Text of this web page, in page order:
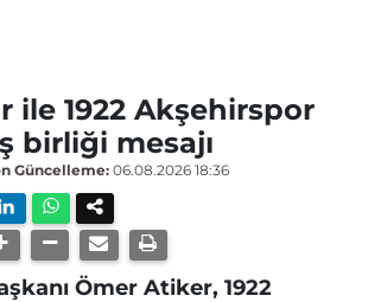
ile 1922 Akşehirspor
birliği mesajı
Güncelleme: 06.08.2026 18:36
Ömer Atiker, 1922